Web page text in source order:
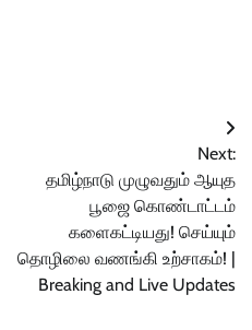
Next:
தமிழ்நாடு முழுவதும் ஆயுத
பூஜை கொண்டாட்டம்
களைகட்டியது! செய்யும்
தொழிலை வணங்கி உற்சாகம்! |
Breaking and Live Updates